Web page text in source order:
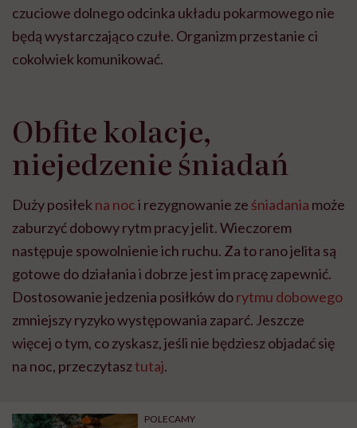
czuciowe dolnego odcinka układu pokarmowego nie
będą wystarczająco czułe. Organizm przestanie ci
cokolwiek komunikować.
Obfite kolacje,
niejedzenie śniadań
Duży posiłek na noci rezygnowanie ze śniadania może
zaburzyć dobowy rytm pracy jelit. Wieczorem
następuje spowolnienie ich ruchu. Za to rano jelita są
gotowe do działania i dobrze jest im pracę zapewnić.
Dostosowanie jedzenia posiłków dorytmu dobowego
zmniejszy ryzyko występowania zaparć. Jeszcze
więcej o tym, co zyskasz, jeśli nie będziesz objadać się
na noc, przeczytasztutaj.
POLECAMY